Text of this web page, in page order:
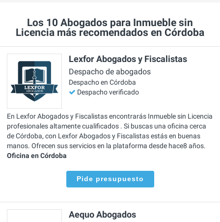
Los 10 Abogados para Inmueble sin
Licencia más recomendados en Córdoba
Lexfor Abogados y Fiscalistas
Despacho de abogados
Despacho en Córdoba
Despacho verificado
En Lexfor Abogados y Fiscalistas encontrarás Inmueble sin Licencia
profesionales altamente cualificados . Si buscas una oficina cerca
de Córdoba, con Lexfor Abogados y Fiscalistas estás en buenas
manos. Ofrecen sus servicios en la plataforma desde hace8 años.
Oficina en Córdoba
Pide presupuesto
Aequo Abogados